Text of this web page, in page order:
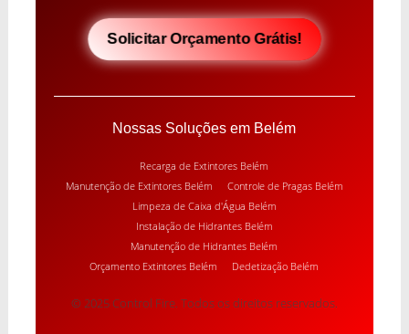
Solicitar Orçamento Grátis!
Nossas Soluções em Belém
Recarga de Extintores Belém
Manutenção de Extintores Belém
Controle de Pragas Belém
Limpeza de Caixa d'Água Belém
Instalação de Hidrantes Belém
Manutenção de Hidrantes Belém
Orçamento Extintores Belém
Dedetização Belém
© 2025 Control Fire. Todos os direitos reservados.